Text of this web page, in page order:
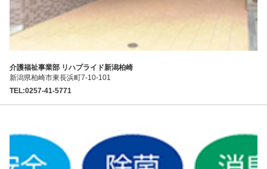
介護福祉事業部 リハプライド新潟柏崎
新潟県柏崎市東長浜町7-10-101
TEL:0257-41-5771